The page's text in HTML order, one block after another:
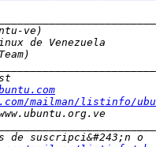
mailman/listinfo/